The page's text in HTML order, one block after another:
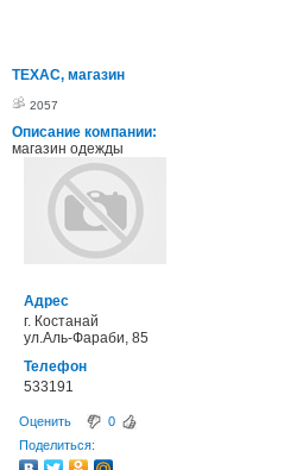
ТЕХАС, магазин
2057
Описание компании:
магазин одежды
Адрес
г. Костанай
ул.Аль-Фараби, 85
Телефон
533191
Оценить
0
Поделиться: